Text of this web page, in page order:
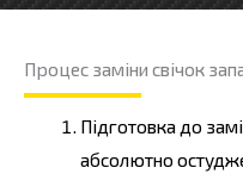
t
Процес заміни свічок
Підготовка до
абсолютно